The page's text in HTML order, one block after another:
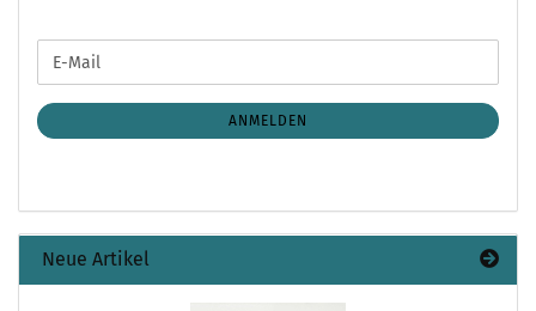
ZUR
ANMELDUNG
E-
Mail
ANMELDEN
Neue Artikel